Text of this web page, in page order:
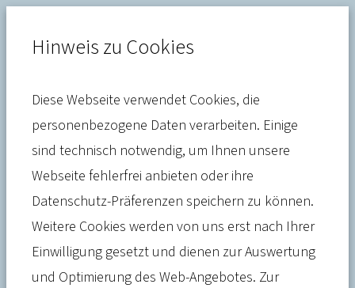
Prävention
NPK-Präventionsforum
nimmt psychische
Gesundheit am Arbeitsplatz
in den Blick
Hinweis zu Cookies
Diese Webseite verwendet Cookies, die
personenbezogene Daten verarbeiten. Einige
sind technisch notwendig, um Ihnen unsere
Webseite fehlerfrei anbieten oder ihre
Datenschutz-Präferenzen speichern zu können.
Weitere Cookies werden von uns erst nach Ihrer
Einwilligung gesetzt und dienen zur Auswertung
und Optimierung des Web-Angebotes. Zur